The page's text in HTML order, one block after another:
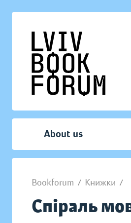
About us
Bookforum / Книжки /
Спіраль